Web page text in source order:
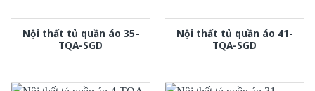
Nội thất tủ quần áo 35-
TQA-SGD
Nội thất tủ quần áo 41-
TQA-SGD